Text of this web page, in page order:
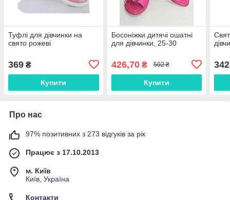
Туфлі для дівчинки на
свято рожеві
369 ₴
Купити
Босоніжки дитячі ошатні
для дівчинки, 25-30
426,70₴ 502 ₴
Купити
342
Про нас
97% позитивних з 273 відгуків за рік
Працює з 17.10.2013
м. Київ
Київ, Україна
Контакти